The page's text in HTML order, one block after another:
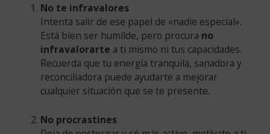
No te infravalores
Intenta salir de ese papel de «nadie especial».
Está bien ser humilde, pero procura no
infravalorarte a ti mismo ni tus capacidades.
Recuerda que tu energía tranquila, sanadora y
reconciliadora puede ayudarte a mejorar
cualquier situación que se te presente.
No procrastines